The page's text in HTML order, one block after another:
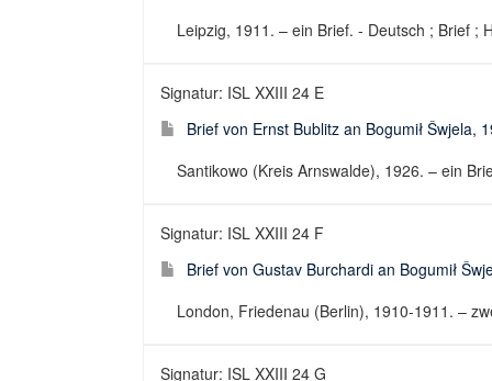
Leipzig, 1911. – ein Brief. - Deutsch ; Brief ;
Signatur: ISL XXIII 24 E
Brief von Ernst Bublitz an Bogumił Šwjela,
Santikowo (Kreis Arnswalde), 1926. – ein
Signatur: ISL XXIII 24 F
Brief von Gustav Burchardi an Bogumił
London, Friedenau (Berlin), 1910-1911. –
Signatur: ISL XXIII 24 G